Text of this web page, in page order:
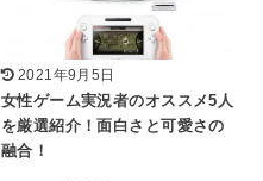
2021年9月5日
女性ゲーム実況者のオススメ5人
を厳選紹介！面白さと可愛さの
融合！